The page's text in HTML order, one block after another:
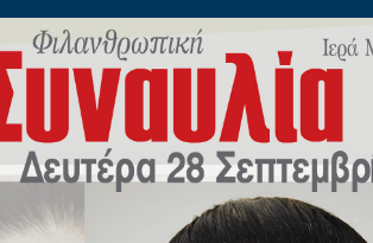
Φίλωνος 45
ΠΟΙΜΑΝΤΙΚΗ ΕΚΠΑΙΔΕΥΣΗ